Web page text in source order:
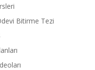
Bitirme Tezi